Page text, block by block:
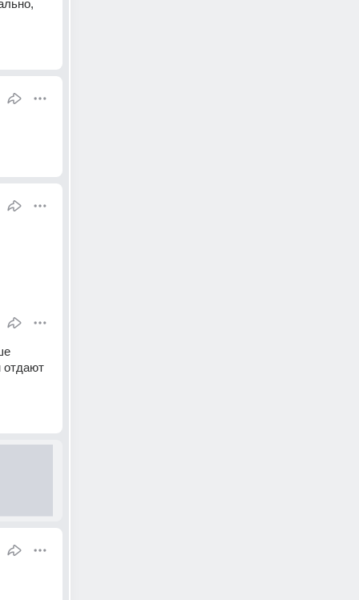
отдают